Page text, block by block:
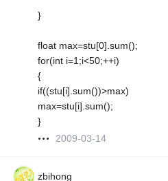
}
float max=stu[0].sum();
for(int i=1;i<50;++i)
{
if((stu[i].sum())>max)
max=stu[i].sum();
}
2009-03-14
zbihong